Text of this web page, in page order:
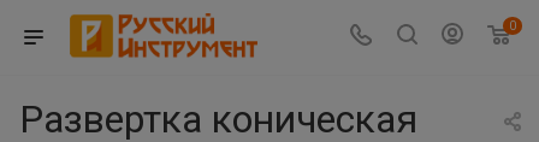
0
Развертка коническая